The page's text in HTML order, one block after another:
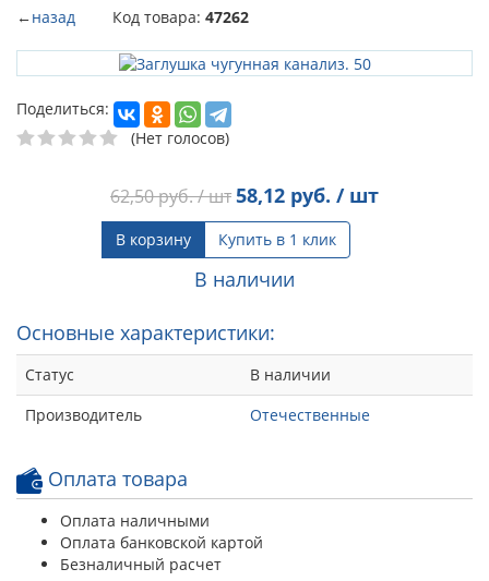
←назад Код товара: 47262
Поделиться:
(Нет голосов)
62,50руб. / шт58,12 руб. / шт
В корзину Купить в 1 клик
В наличии
Основные характеристики:
Статус
В наличии
Производитель
Отечественные
Оплата товара
Оплата наличными
Оплата банковской картой
Безналичный расчет